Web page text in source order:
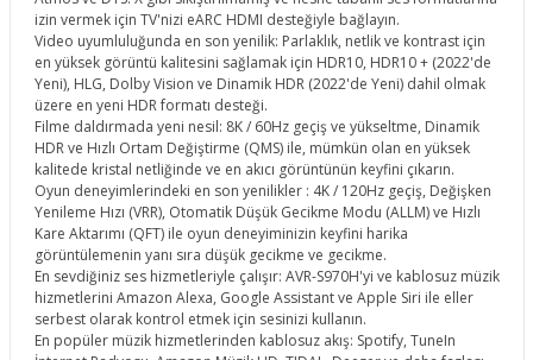
izin vermek için TV'nizi eARC HDMI desteğiyle bağlayın.
Video uyumluluğunda en son yenilik: Parlaklık, netlik ve kontrast için
en yüksek görüntü kalitesini sağlamak için HDR10, HDR10 + (2022'de
Yeni), HLG, Dolby Vision ve Dinamik HDR (2022'de Yeni) dahil olmak
üzere en yeni HDR formatı desteği.
Filme daldırmada yeni nesil: 8K / 60Hz geçiş ve yükseltme, Dinamik
HDR ve Hızlı Ortam Değiştirme (QMS) ile, mümkün olan en yüksek
kalitede kristal netliğinde ve en akıcı görüntünün keyfini çıkarın.
Oyun deneyimlerindeki en son yenilikler : 4K / 120Hz geçiş, Değişken
Yenileme Hızı (VRR), Otomatik Düşük Gecikme Modu (ALLM) ve Hızlı
Kare Aktarımı (QFT) ile oyun deneyiminizin keyfini harika
görüntülemenin yanı sıra düşük gecikme ve gecikme.
En sevdiğiniz ses hizmetleriyle çalışır: AVR-S970H'yi ve kablosuz müzik
hizmetlerini Amazon Alexa, Google Assistant ve Apple Siri ile eller
serbest olarak kontrol etmek için sesinizi kullanın.
En popüler müzik hizmetlerinden kablosuz akış: Spotify, TuneIn